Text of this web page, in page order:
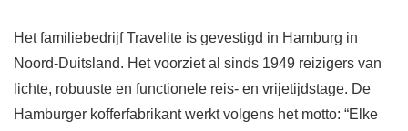
Het familiebedrijf Travelite is gevestigd in Hamburg in
Noord-Duitsland. Het voorziet al sinds 1949 reizigers van
lichte, robuuste en functionele reis- en vrijetijdstage. De
Hamburger kofferfabrikant werkt volgens het motto: “Elke